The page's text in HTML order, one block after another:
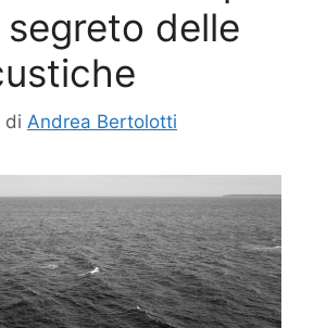
segreto delle
di Andrea Bertolotti